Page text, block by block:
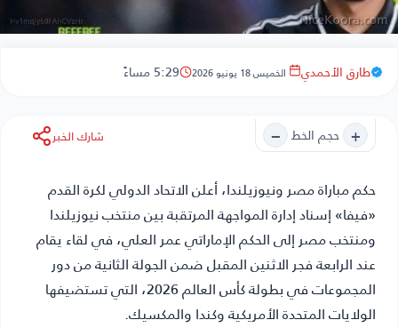
طارق الأحمدي الخميس 18 يونيو 2026 5:29 مساءً
+ حجم الخط − شارك الخبر
حكم مباراة مصر ونيوزيلندا، أعلن الاتحاد الدولي لكرة القدم
«فيفا» إسناد إدارة المواجهة المرتقبة بين منتخب نيوزيلندا
ومنتخب مصر إلى الحكم الإماراتي عمر العلي، في لقاء يقام
عند الرابعة فجر الاثنين المقبل ضمن الجولة الثانية من دور
المجموعات في بطولة كأس العالم 2026، التي تستضيفها
الولايات المتحدة الأمريكية وكندا والمكسيك.